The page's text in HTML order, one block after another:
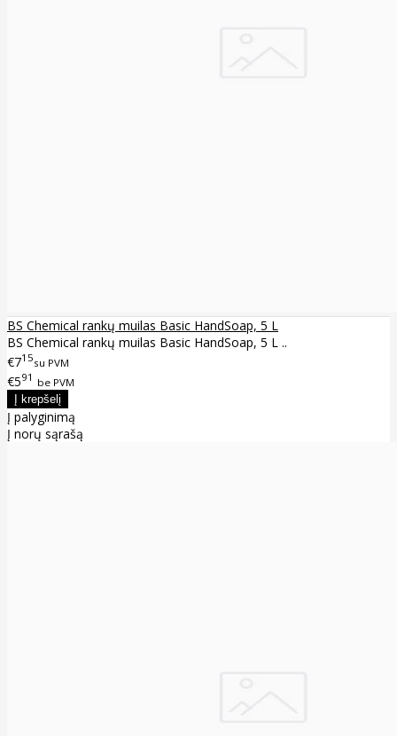
BS Chemical rankų muilas Basic HandSoap, 5 L
BS Chemical rankų muilas Basic HandSoap, 5 L ..
€715su PVM
€591 be PVM
Į palyginimą
Į norų sąrašą